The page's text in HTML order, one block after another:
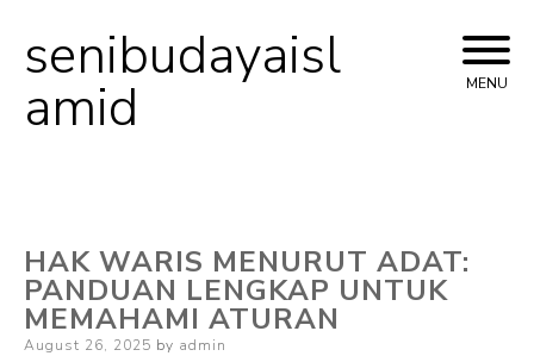
Skip
to
senibudayaisl
amid MENU
HAK WARIS MENURUT ADAT:
PANDUAN LENGKAP UNTUK
MEMAHAMI ATURAN
Posted
August 26, 2025 by admin